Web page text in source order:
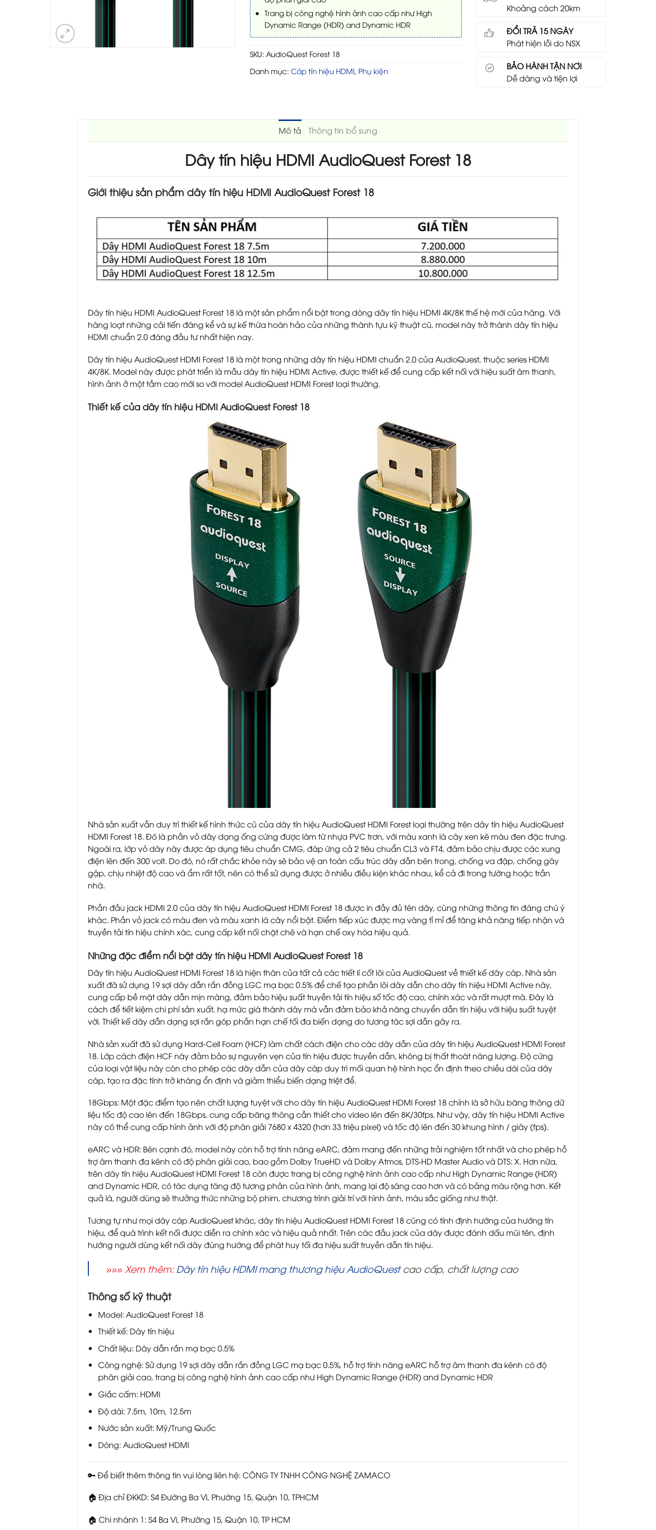
Trang bị công nghệ hình ảnh cao cấp như High
Dynamic Range (HDR) and Dynamic HDR
SKU: AudioQuest Forest 18
Danh mục: Cáp tín hiệu HDMI, Phụ kiện
Khoảng cách 20km
ĐỔI TRẢ 15 NGÀY
Phát hiện lỗi do NSX
BẢO HÀNH TẬN NƠI
Dễ dàng và tiện lợi
Mô tả Thông tin bổ sung
Dây tín hiệu HDMI AudioQuest Forest 18
Giới thiệu sản phẩm dây tín hiệu HDMI AudioQuest Forest 18
Dây tín hiệu HDMI AudioQuest Forest 18 là một sản phẩm nổi bật trong dòng dây tín hiệu HDMI 4K/8K thế hệ mới của hãng. Với
hàng loạt những cải tiến đáng kể và sự kế thừa hoàn hảo của những thành tựu kỹ thuật cũ, model này trở thành dây tín hiệu
HDMI chuẩn 2.0 đáng đầu tư nhất hiện nay.
Dây tín hiệu AudioQuest HDMI Forest 18 là một trong những dây tín hiệu HDMI chuẩn 2.0 của AudioQuest, thuộc series HDMI
4K/8K. Model này được phát triển là mẫu dây tín hiệu HDMI Active, được thiết kế để cung cấp kết nối với hiệu suất âm thanh,
hình ảnh ở một tầm cao mới so với model AudioQuest HDMI Forest loại thường.
Thiết kế của dây tín hiệu HDMI AudioQuest Forest 18
Nhà sản xuất vẫn duy trì thiết kế hình thức cũ của dây tín hiệu AudioQuest HDMI Forest loại thường trên dây tín hiệu AudioQuest
HDMI Forest 18. Đó là phần vỏ dây dạng ống cứng được làm từ nhựa PVC trơn, với màu xanh lá cây xen kẽ màu đen đặc trưng.
Ngoài ra, lớp vỏ dây này được áp dụng tiêu chuẩn CMG, đáp ứng cả 2 tiêu chuẩn CL3 và FT4, đảm bảo chịu được các xung
điện lên đến 300 volt. Do đó, nó rất chắc khỏe này sẽ bảo vệ an toàn cấu trúc dây dẫn bên trong, chống va đập, chống gãy
gập, chịu nhiệt độ cao và ẩm rất tốt, nên có thể sử dụng được ở nhiều điều kiện khác nhau, kể cả đi trong tường hoặc trần
nhà.
Phần đầu jack HDMI 2.0 của dây tín hiệu AudioQuest HDMI Forest 18 được in đầy đủ tên dây, cùng những thông tin đáng chú ý
khác. Phần vỏ jack có màu đen và màu xanh lá cây nổi bật. Điểm tiếp xúc được mạ vàng tỉ mỉ để tăng khả năng tiếp nhận và
truyền tải tín hiệu chính xác, cung cấp kết nối chặt chẽ và hạn chế oxy hóa hiệu quả.
Những đặc điểm nổi bật dây tín hiệu HDMI AudioQuest Forest 18
Dây tín hiệu AudioQuest HDMI Forest 18 là hiện thân của tất cả các triết lí cốt lõi của AudioQuest về thiết kế dây cáp. Nhà sản
xuất đã sử dụng 19 sợi dây dẫn rắn đồng LGC mạ bạc 0.5% để chế tạo phần lõi dây dẫn cho dây tín hiệu HDMI Active này,
cung cấp bề mặt dây dẫn mịn màng, đảm bảo hiệu suất truyền tải tín hiệu số tốc độ cao, chính xác và rất mượt mà. Đây là
cách để tiết kiệm chi phí sản xuất, hạ mức giá thành dây mà vẫn đảm bảo khả năng chuyển dẫn tín hiệu với hiệu suất tuyệt
vời. Thiết kế dây dẫn dạng sợi rắn góp phần hạn chế tối đa biến dạng do tương tác sợi dẫn gây ra.
Nhà sản xuất đã sử dụng Hard-Cell Foam (HCF) làm chất cách điện cho các dây dẫn của dây tín hiệu AudioQuest HDMI Forest
18. Lớp cách điện HCF này đảm bảo sự nguyên vẹn của tín hiệu được truyền dẫn, không bị thất thoát năng lượng. Độ cứng
của loại vật liệu này còn cho phép các dây dẫn của dây cáp duy trì mối quan hệ hình học ổn định theo chiều dài của dây
cáp, tạo ra đặc tính trở kháng ổn định và giảm thiểu biến dạng triệt để.
18Gbps: Một đặc điểm tạo nên chất lượng tuyệt vời cho dây tín hiệu AudioQuest HDMI Forest 18 chính là sở hữu băng thông dữ
liệu tốc độ cao lên đến 18Gbps, cung cấp băng thông cần thiết cho video lên đến 8K/30fps. Như vậy, dây tín hiệu HDMI Active
này có thể cung cấp hình ảnh với độ phân giải 7680 x 4320 (hơn 33 triệu pixel) và tốc độ lên đến 30 khung hình / giây (fps).
eARC và HDR: Bên cạnh đó, model này còn hỗ trợ tính năng eARC, đảm mang đến những trải nghiệm tốt nhất và cho phép hỗ
trợ âm thanh đa kênh có độ phân giải cao, bao gồm Dolby TrueHD và Dolby Atmos, DTS-HD Master Audio và DTS: X. Hơn nữa,
trên dây tín hiệu AudioQuest HDMI Forest 18 còn được trang bị công nghệ hình ảnh cao cấp như High Dynamic Range (HDR)
and Dynamic HDR, có tác dụng tăng độ tương phản của hình ảnh, mang lại độ sáng cao hơn và có bảng màu rộng hơn. Kết
quả là, người dùng sẽ thưởng thức những bộ phim, chương trình giải trí với hình ảnh, màu sắc giống như thật.
Tương tự như mọi dây cáp AudioQuest khác, dây tín hiệu AudioQuest HDMI Forest 18 cũng có tính định hướng của hướng tín
hiệu, để quá trình kết nối được diễn ra chính xác và hiệu quả nhất. Trên các đầu jack của dây được đánh dấu mũi tên, định
hướng người dùng kết nối dây đúng hướng để phát huy tối đa hiệu suất truyền dẫn tín hiệu.
»»» Xem thêm: Dây tín hiệu HDMI mang thương hiệu AudioQuestcao cấp, chất lượng cao
Thông số kỹ thuật
Model: AudioQuest Forest 18
Thiết kế: Dây tín hiệu
Chất liệu: Dây dẫn rắn mạ bạc 0.5%
Công nghệ: Sử dụng 19 sợi dây dẫn rắn đồng LGC mạ bạc 0.5%, hỗ trợ tính năng eARC hỗ trợ âm thanh đa kênh có độ
phân giải cao, trang bị công nghệ hình ảnh cao cấp như High Dynamic Range (HDR) and Dynamic HDR
Giắc cấm: HDMI
Độ dài: 7.5m, 10m, 12.5m
Nước sản xuất: Mỹ/Trung Quốc
Dòng: AudioQuest HDMI
🔑 Để biết thêm thông tin vui lòng liên hệ: CÔNG TY TNHH CÔNG NGHỆ ZAMACO
🏠 Địa chỉ ĐKKD: S4 Đường Ba Vì, Phường 15, Quận 10, TPHCM
🏠 Chi nhánh 1: S4 Ba Vì, Phường 15, Quận 10, TP HCM